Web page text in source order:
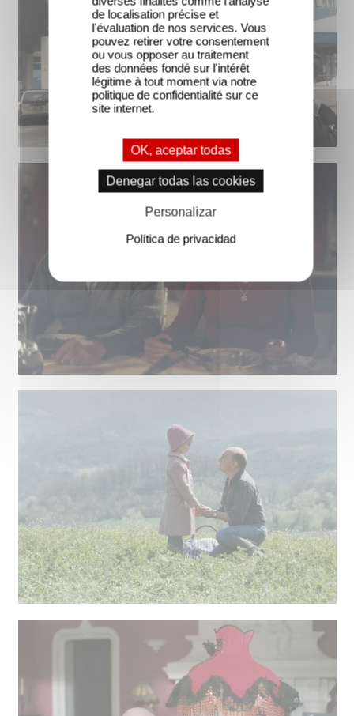
de localisation précise et
l'évaluation de nos services. Vous
pouvez retirer votre consentement
ou vous opposer au traitement
des données fondé sur l'intérêt
légitime à tout moment via notre
politique de confidentialité sur ce
site internet.
OK, aceptar todas
Denegar todas las cookies
Personalizar
Política de privacidad